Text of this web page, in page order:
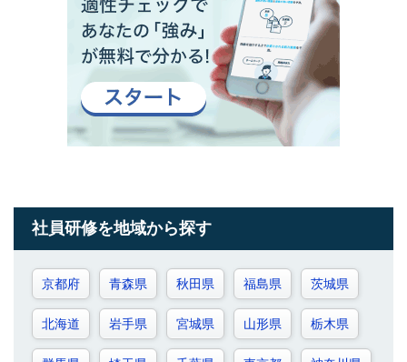
社員研修を地域から探す
京都府 青森県 秋田県 福島県 茨城県
北海道 岩手県 宮城県 山形県 栃木県